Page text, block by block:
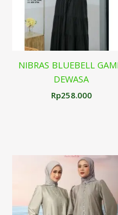
NIBRAS BLUEBELL
DEWASA
Rp258.000